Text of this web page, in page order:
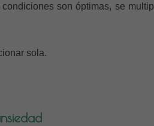
son óptimas, se
sola.